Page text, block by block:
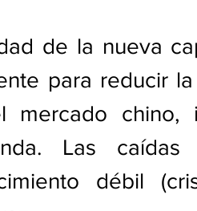
de la nueva
para reducir
mercado chino,
Las caídas
débil